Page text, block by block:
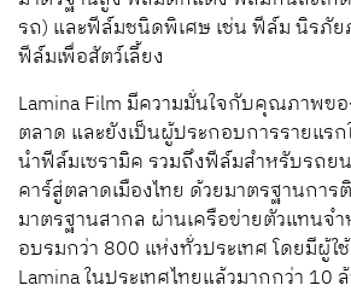
รถ) และฟีล์มชนิดพิเศษ เช่น ฟีล์ม นิรภั
ฟีล์มเพื่อสัตว์เลี้ยง
Lamina Film มีความมั่นใจกับคุณภาพข
ตลาด และยังเป็นผู้ประกอบการรายแร
นำฟีล์มเซรามิค รวมถึงฟีล์มสำหรับรถย
คาร์สู่ตลาดเมืองไทย ด้วยมาตรฐานการ
มาตรฐานสากล ผ่านเครือข่ายตัวแทนจ
อบรมกว่า 800 แห่งทั่วประเทศ โดยมีผู้
Lamina ในประเทศไทยแล้วมากกว่า 10